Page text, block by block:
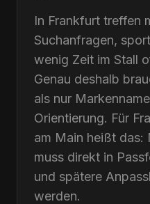
In Frankfurt treffen
Suchanfragen,
wenig Zeit im Stall
Genau deshalb
als nur
Orientierung. Für
am Main heißt das:
muss direkt in
und spätere
werden.